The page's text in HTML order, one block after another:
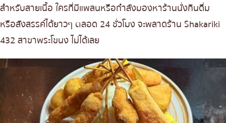
สำหรับสายเนื้อ ใครที่มีแพลนหรือกำลังมองหาร้านนั่งกินดื่ม
หรือสังสรรค์ได้ยาวๆ ตลอด 24 ชั่วโมง จะพลาดร้าน Shakariki
432 สาขาพระโขนง ไม่ได้เลย